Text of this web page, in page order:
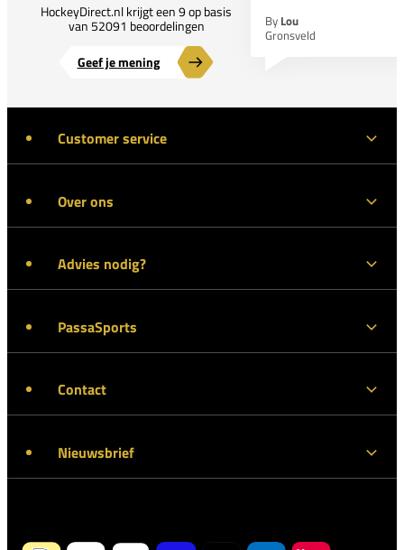
HockeyDirect.nl krijgt een 9 op basis
van 52091 beoordelingen
Geef je mening
By Lou
Gronsveld
Customer service
Over ons
Advies nodig?
PassaSports
Contact
Nieuwsbrief